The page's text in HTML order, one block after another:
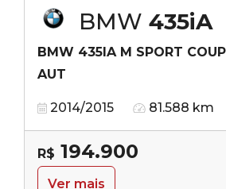
BMW 435iA
BMW 435IA M SPORT
AUT
2014/2015 81.588 km
R$ 194.900
Ver mais